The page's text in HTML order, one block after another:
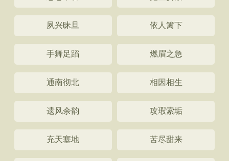
夙兴昧旦 依人篱下
手舞足蹈 燃眉之急
通南彻北 相因相生
遗风余韵 攻瑕索垢
充天塞地 苦尽甜来